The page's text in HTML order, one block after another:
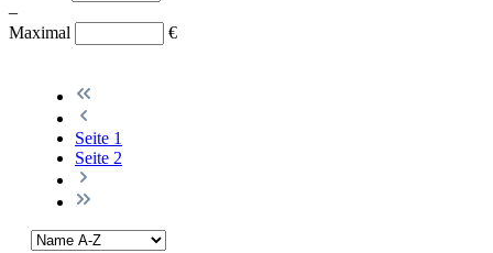
–
Maximal
€
Seite 1
Seite 2